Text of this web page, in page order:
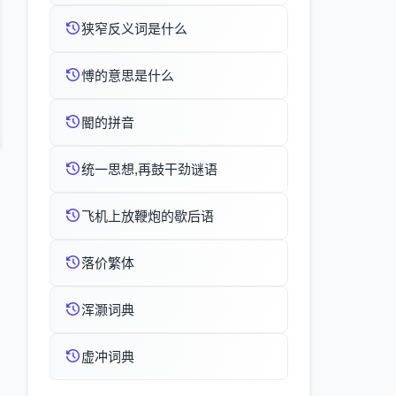
狭窄反义词是什么
愽的意思是什么
閽的拼音
统一思想,再鼓干劲谜语
飞机上放鞭炮的歇后语
落价繁体
浑灏词典
虚冲词典